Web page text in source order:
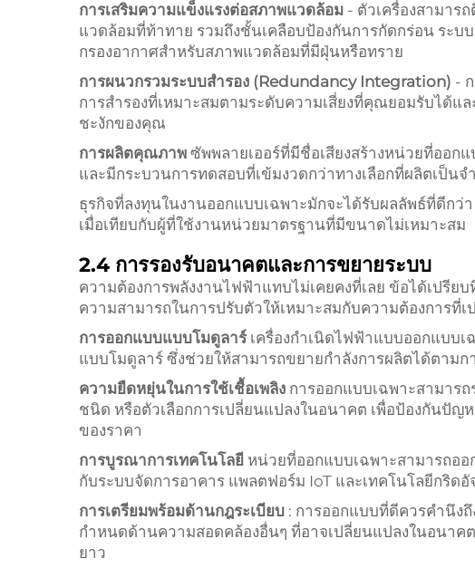
การเสริมความแข็งแรงต่อสภาพแวดล้อม - ตัวเครื่องสามาร
แวดล้อมที่ท้าทาย รวมถึงชั้นเคลือบป้องกันการกัดกร่อน ระบ
กรองอากาศสำหรับสภาพแวดล้อมที่มีฝุ่นหรือทราย
การผนวกรวมระบบสำรอง (Redundancy Integration) -
การสำรองที่เหมาะสมตามระดับความเสี่ยงที่คุณยอมรับได้
ชะงักของคุณ
การผลิตคุณภาพ ซัพพลายเออร์ที่มีชื่อเสียงสร้างหน่วยที่ออ
และมีกระบวนการทดสอบที่เข้มงวดกว่าทางเลือกที่ผลิตเป็น
ธุรกิจที่ลงทุนในงานออกแบบเฉพาะมักจะได้รับผลลัพธ์ที่ดีกว่า
เมื่อเทียบกับผู้ที่ใช้งานหน่วยมาตรฐานที่มีขนาดไม่เหมาะสม
2.4 การรองรับอนาคตและการขยายระบบ
ความต้องการพลังงานไฟฟ้าแทบไม่เคยคงที่เลย ข้อได้เปรี
ความสามารถในการปรับตัวให้เหมาะสมกับความต้องการที่เ
การออกแบบแบบโมดูลาร์ เครื่องกำเนิดไฟฟ้าแบบออกแบบ
แบบโมดูลาร์ ซึ่งช่วยให้สามารถขยายกำลังการผลิตได้ตาม
ความยืดหยุ่นในการใช้เชื้อเพลิง การออกแบบเฉพาะสามาร
ชนิด หรือตัวเลือกการเปลี่ยนแปลงในอนาคต เพื่อป้องกันปั
ของราคา
การบูรณาการเทคโนโลยี หน่วยที่ออกแบบเฉพาะสามารถอ
กับระบบจัดการอาคาร แพลตฟอร์ม IoT และเทคโนโลยีกริดอั
การเตรียมพร้อมด้านกฎระเบียบ : การออกแบบที่ดีควรคำนึง
กำหนดด้านความสอดคล้องอื่นๆ ที่อาจเปลี่ยนแปลงในอนาค
ยาว